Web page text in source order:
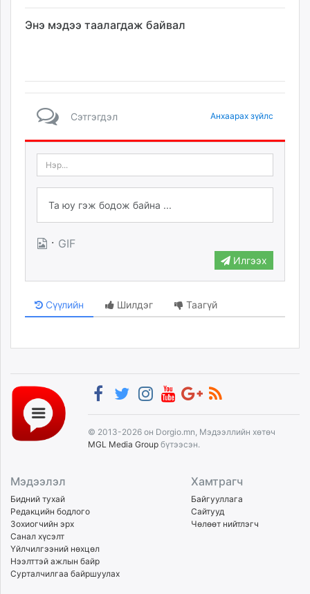
Энэ мэдээ таалагдаж байвал
Сэтгэгдэл Анхаарах зүйлс
· GIF
Илгээх
Сүүлийн Шилдэг Таагүй
© 2013-2026 он Dorgio.mn, Мэдээллийн хөтөч
MGL Media Group бүтээсэн.
Мэдээлэл
Бидний тухай
Редакцийн бодлого
Зохиогчийн эрх
Санал хүсэлт
Үйлчилгээний нөхцөл
Нээлттэй ажлын байр
Сурталчилгаа байршуулах
Хамтрагч
Байгууллага
Сайтууд
Чөлөөт нийтлэгч